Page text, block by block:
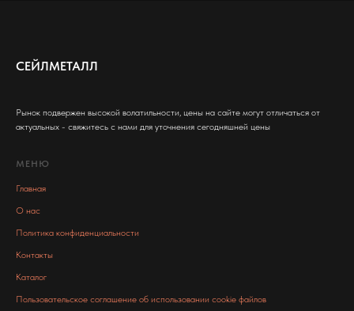
СЕЙЛМЕТАЛЛ
Рынок подвержен высокой волатильности, цены на сайте могут отличаться от
актуальных - свяжитесь с нами для уточнения сегодняшней цены
МЕНЮ
Главная
О нас
Политика конфиденциальности
Контакты
Каталог
Пользовательское соглашение об использовании cookie файлов